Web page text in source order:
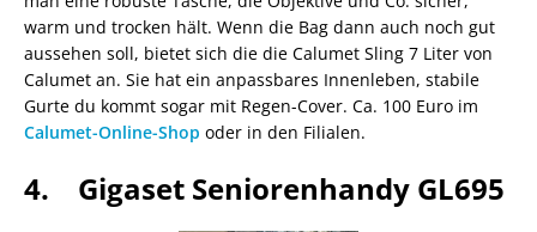
warm und trocken hält. Wenn die Bag dann auch noch gut
aussehen soll, bietet sich die die Calumet Sling 7 Liter von
Calumet an. Sie hat ein anpassbares Innenleben, stabile
Gurte du kommt sogar mit Regen-Cover. Ca. 100 Euro im
Calumet-Online-Shop oder in den Filialen.
4. Gigaset Seniorenhandy GL695